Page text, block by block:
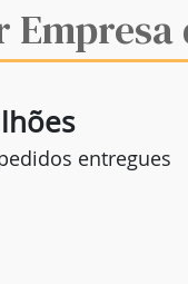
Empresa
entregues